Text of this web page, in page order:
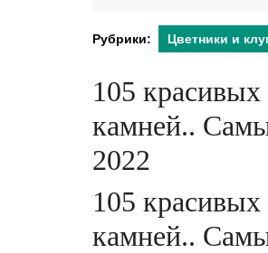
2024
Рубрики: Цветники и
105 красивых
камней..
2022
105 красивых
камней..